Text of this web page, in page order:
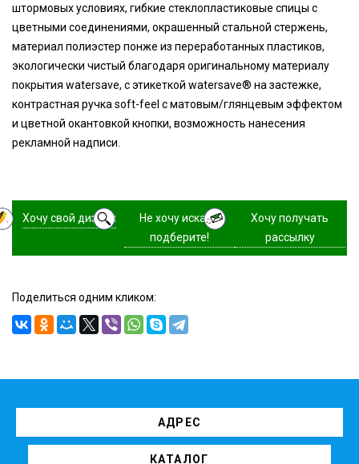
штормовых условиях, гибкие стеклопластиковые спицы с
цветными соединениями, окрашенный стальной стержень,
материал полиэстер понже из переработанных пластиков,
экологически чистый благодаря оригинальному материалу
покрытия watersave, с этикеткой watersave® на застежке,
контрастная ручка soft-feel с матовым/глянцевым эффектом
и цветной окантовкой кнопки, возможность нанесения
рекламной надписи.
Хочу свой дизайн
Не хочу искать,
подберите!
Хочу получать
рассылку
Поделиться одним кликом:
АДРЕС
КАТАЛОГ